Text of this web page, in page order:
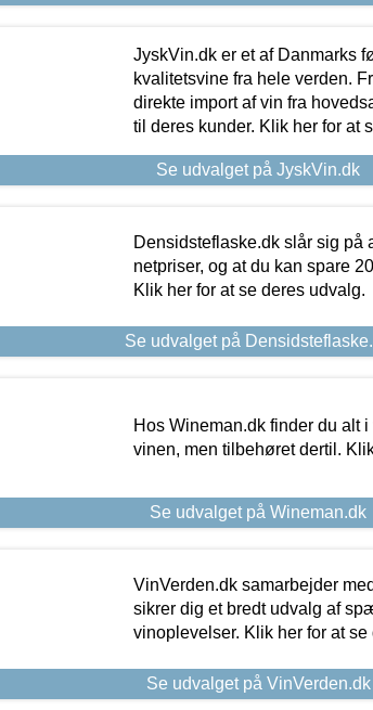
JyskVin.dk er et af Danmarks
kvalitetsvine fra hele verden.
direkte import af vin fra
til deres kunder. Klik her for at
Se udvalget på JyskVin.dk
Densidsteflaske.dk slår sig
netpriser, og at du kan spare
Klik her for at se deres udvalg.
Se udvalget på
Hos Wineman.dk finder du alt
vinen, men tilbehøret dertil.
Se udvalget på Wineman.dk
VinVerden.dk samarbejder
sikrer dig et bredt udvalg af
vinoplevelser. Klik her for at se
Se udvalget på VinVerden.dk